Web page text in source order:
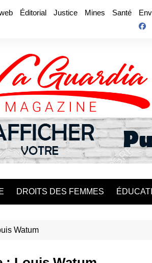
Éditorial Justice Mines Santé
DROITS DES FEMMES
Watum